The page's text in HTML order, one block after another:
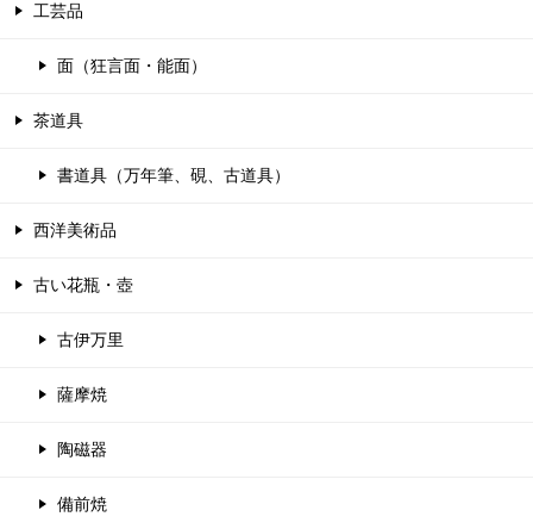
工芸品
面（狂言面・能面）
茶道具
書道具（万年筆、硯、古道具）
西洋美術品
古い花瓶・壺
古伊万里
薩摩焼
陶磁器
備前焼